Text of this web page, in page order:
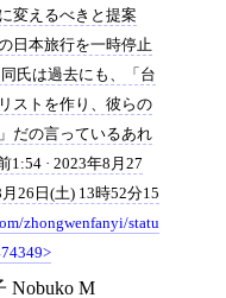
変えるべきと提案
日本旅行を一時停止
氏は過去にも、「台
ストを作り、彼らの
だの言っているあれ
1:54 · 2023年8月27
26日(土) 13時52分15
zhongwenfanyi/statu
Nobuko M